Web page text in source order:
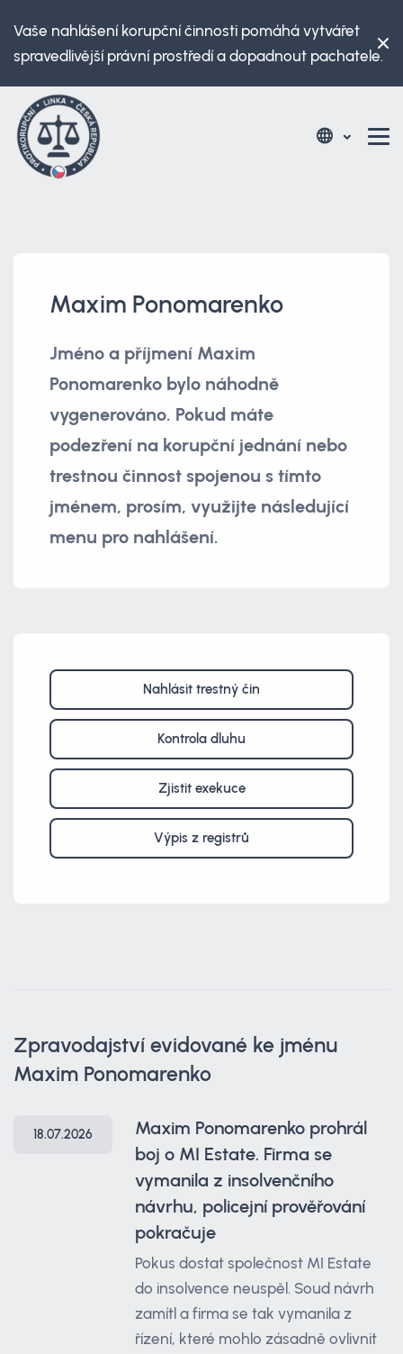
Vaše nahlášení korupční činnosti pomáhá vytvářet
spravedlivější právní prostředí a dopadnout pachatele.
Maxim Ponomarenko
Jméno a příjmení Maxim
Ponomarenko bylo náhodně
vygenerováno. Pokud máte
podezření na korupční jednání nebo
trestnou činnost spojenou s tímto
jménem, prosím, využijte následující
menu pro nahlášení.
Nahlásit trestný čin
Kontrola dluhu
Zjistit exekuce
Výpis z registrů
Zpravodajství evidované ke jménu
Maxim Ponomarenko
18.07.2026
Maxim Ponomarenko prohrál
boj o MI Estate. Firma se
vymanila z insolvenčního
návrhu, policejní prověřování
pokračuje
Pokus dostat společnost MI Estate
do insolvence neuspěl. Soud návrh
zamítl a firma se tak vymanila z
řízení, které mohlo zásadně ovlivnit